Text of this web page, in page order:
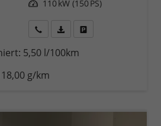
Leistung 110 kW (150 PS)
anfordern
Datei,
5,50 l/100km
g/km